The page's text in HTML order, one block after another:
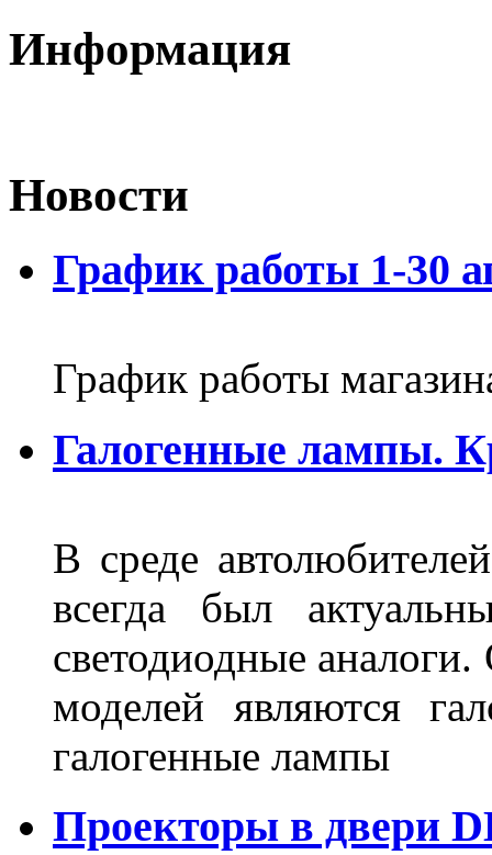
Информация
Новости
График работы 1-30
График работы
Галогенные лампы.
В среде
всегда был
светодиодные
моделей являются
галогенные лампы
Проекторы в двери